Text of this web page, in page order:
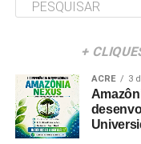
+
ACRE 3